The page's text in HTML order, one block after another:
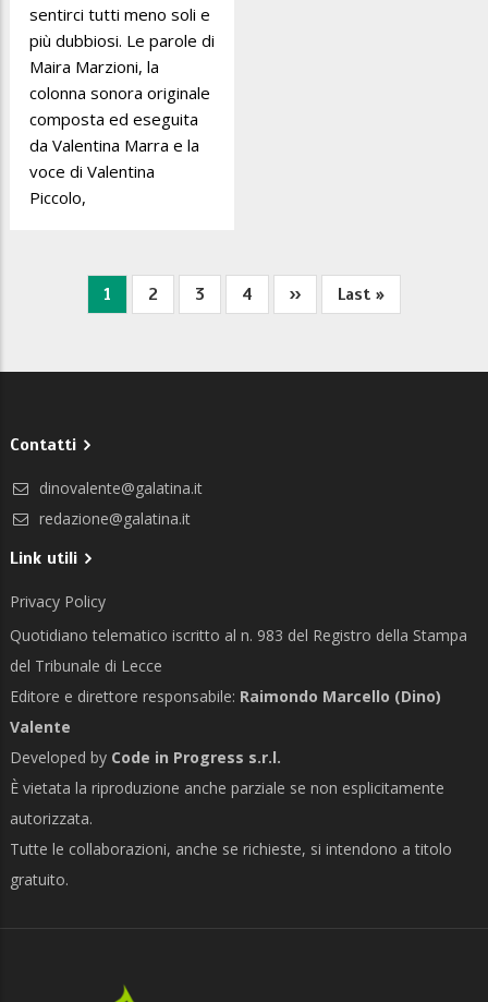
sentirci tutti meno soli e
più dubbiosi. Le parole di
Maira Marzioni, la
colonna sonora originale
composta ed eseguita
da Valentina Marra e la
voce di Valentina
Piccolo,
PaginazionePagina
1 Pagina
2 Pagina
3 Pagina
4
Pagina
››
Ultima
Last »
Contatti
dinovalente@galatina.it
redazione@galatina.it
Link utili
Privacy Policy
Quotidiano telematico iscritto al n. 983 del Registro della Stampa
del Tribunale di Lecce
Editore e direttore responsabile: Raimondo Marcello (Dino)
Valente
Developed by Code in Progress s.r.l.
È vietata la riproduzione anche parziale se non esplicitamente
autorizzata.
Tutte le collaborazioni, anche se richieste, si intendono a titolo
gratuito.